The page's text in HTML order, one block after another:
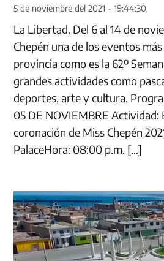
5 de noviembre del 2021 - 19:44:30
La Libertad. Del 6 al 14 de
Chepén una de los eventos
provincia como es la 62º
grandes actividades como
deportes, arte y cultura.
05 DE NOVIEMBRE Actividad:
coronación de Miss Chepén
PalaceHora: 08:00 p.m. […]